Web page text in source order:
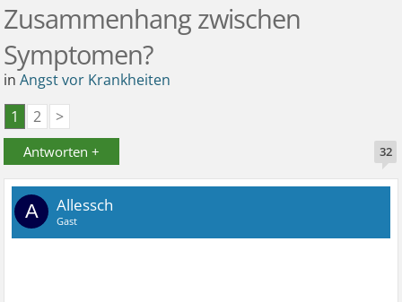
Zusammenhang zwischen
Symptomen?
inAngst vor Krankheiten
1
2 >
Antworten + 32
A Allessch
Gast